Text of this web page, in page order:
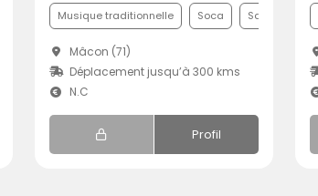
Musique traditionnelle Soca Samba
Mâcon (71)
Déplacement jusqu’à 300 kms
N.C
Profil